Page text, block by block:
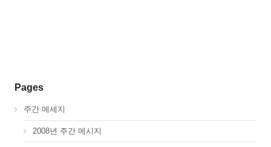
Pages
주간 메세지
2008년 주간 메시지